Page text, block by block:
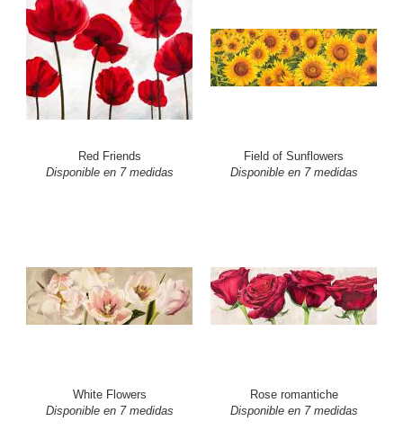
Red Friends
Disponible en 7 medidas
Field of Sunflowers
Disponible en 7 medidas
White Flowers
Disponible en 7 medidas
Rose romantiche
Disponible en 7 medidas